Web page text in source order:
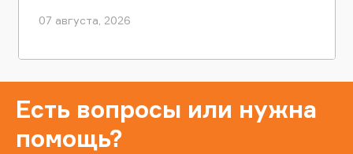
07 августа, 2026
Есть вопросы или нужна
помощь?